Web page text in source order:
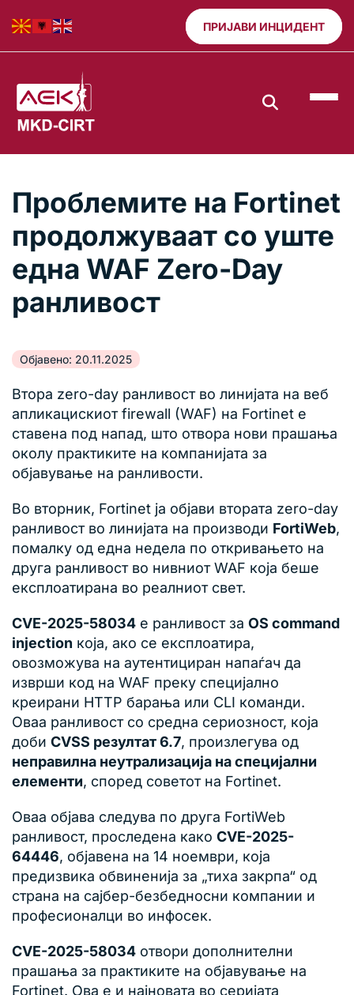
ПРИЈАВИ ИНЦИДЕНТ
Проблемите на Fortinet
продолжуваат со уште
една WAF Zero-Day
ранливост
Објавено: 20.11.2025
Втора zero-day ранливост во линијата на веб
апликацискиот firewall (WAF) на Fortinet е
ставена под напад, што отвора нови прашања
околу практиките на компанијата за
објавување на ранливости.
Во вторник, Fortinet ја објави втората zero-day
ранливост во линијата на производи FortiWeb,
помалку од една недела по откривањето на
друга ранливост во нивниот WAF која беше
експлоатирана во реалниот свет.
CVE-2025-58034 е ранливост за OS command
injection која, ако се експлоатира,
овозможува на аутентициран напаѓач да
изврши код на WAF преку специјално
креирани HTTP барања или CLI команди.
Оваа ранливост со средна сериозност, која
доби CVSS резултат 6.7, произлегува од
неправилна неутрализација на специјални
елементи, според советот на Fortinet.
Оваа објава следува по друга FortiWeb
ранливост, проследена како CVE-2025-
64446, објавена на 14 ноември, која
предизвика обвиненија за „тиха закрпа“ од
страна на сајбер-безбедносни компании и
професионалци во инфосек.
CVE-2025-58034 отвори дополнителни
прашања за практиките на објавување на
Fortinet. Ова е и најновата во серијата